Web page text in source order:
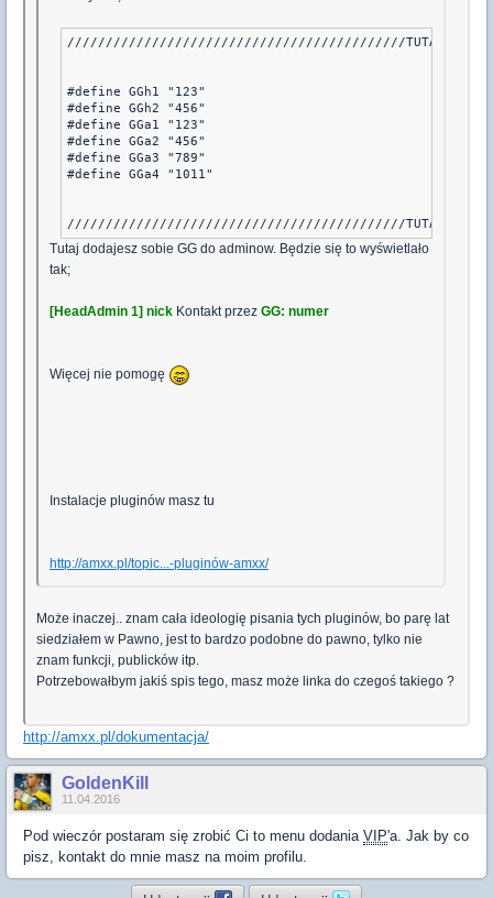
////////////////////////////////////////////TUTAJ DODAJESZ
#define GGh1 "123"
#define GGh2 "456"
#define GGa1 "123"
#define GGa2 "456"
#define GGa3 "789"
#define GGa4 "1011"
////////////////////////////////////////////TUTAJ DODAJESZ
Tutaj dodajesz sobie GG do adminow. Będzie się to wyświetlało
tak;
[HeadAdmin 1] nick Kontakt przez GG: numer
Więcej nie pomogę
Instalacje pluginów masz tu
http://amxx.pl/topic...-pluginów-amxx/
Może inaczej.. znam cała ideologię pisania tych pluginów, bo parę lat
siedziałem w Pawno, jest to bardzo podobne do pawno, tylko nie
znam funkcji, publicków itp.
Potrzebowałbym jakiś spis tego, masz może linka do czegoś takiego ?
http://amxx.pl/dokumentacja/
GoldenKill
11.04.2016
Pod wieczór postaram się zrobić Ci to menu dodania VIP'a. Jak by co
pisz, kontakt do mnie masz na moim profilu.